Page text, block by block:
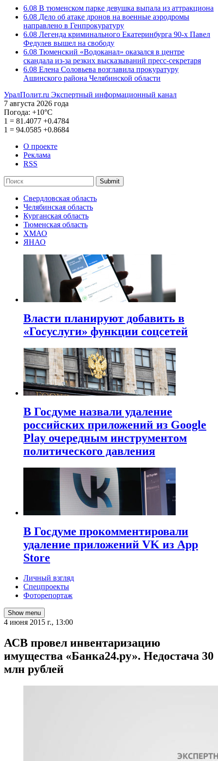
6.08 В тюменском парке девушка выпала из аттракциона
6.08 Дело об атаке дронов на военные аэродромы
направлено в Генпрокуратуру
6.08 Легенда криминального Екатеринбурга 90-х Павел
Федулев вышел на свободу
6.08 Тюменский «Водоканал» оказался в центре
скандала из-за резких высказываний пресс-секретаря
6.08 Елена Соловьева возглавила прокуратуру
Ашинского района Челябинской области
УралПолит.ru Экспертный информационный канал
7 августа 2026 года
Погода: +10°С
1 = 81.4077 +0.4784
1 = 94.0585 +0.8684
О проекте
Реклама
RSS
Submit
Свердловская область
Челябинская область
Курганская область
Тюменская область
ХМАО
ЯНАО
Власти планируют добавить в
«Госуслуги» функции соцсетей
В Госдуме назвали удаление
российских приложений из Google
Play очередным инструментом
политического давления
В Госдуме прокомментировали
удаление приложений VK из App
Store
Личный взгляд
Спецпроекты
Фоторепортаж
Show menu
4 июня 2015 г., 13:00
АСВ провел инвентаризацию
имущества «Банка24.ру». Недостача 30
млн рублей